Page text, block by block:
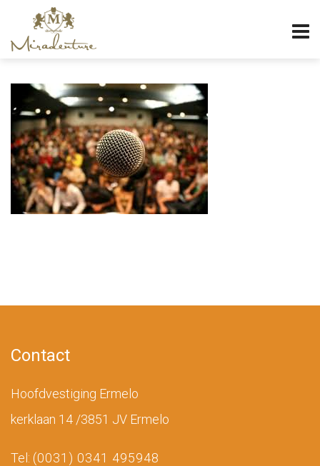
Contact
Hoofdvestiging Ermelo
kerklaan 14 /3851 JV Ermelo
Tel: (0031) 0341 495948